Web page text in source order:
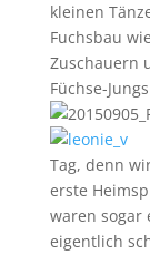
kleinen
Fuchsbau
Zuschauern
Füchse-
Tag, denn
erste
waren sogar
eigentlich